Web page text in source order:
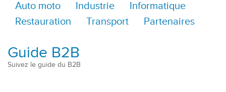
Auto moto
Industrie
Informatique
Restauration
Transport Partenaires
Guide B2B
Suivez le guide du B2B